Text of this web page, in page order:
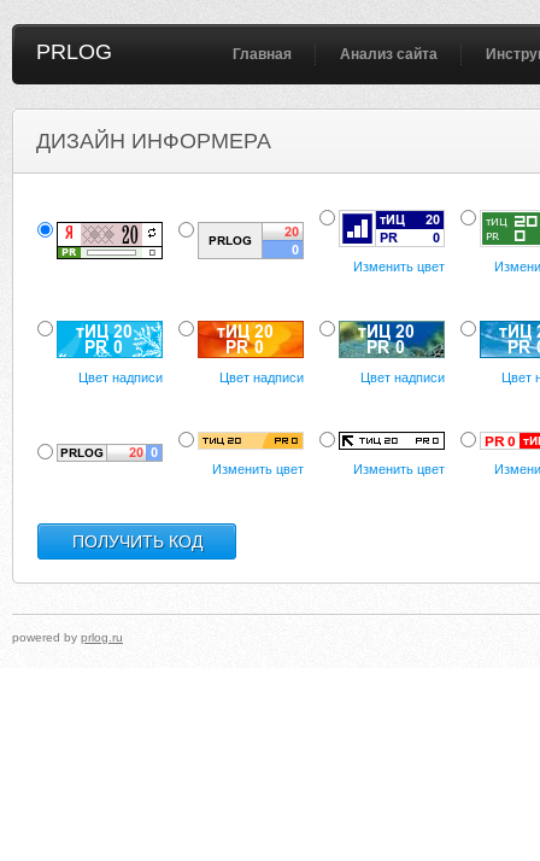
PRLOG Главная Анализ сайта
ДИЗАЙН ИНФОРМЕРА
Изменить цвет
Цвет надписи Цвет надписи Цвет надписи Цвет
Изменить цвет Изменить цвет
powered by prlog.ru